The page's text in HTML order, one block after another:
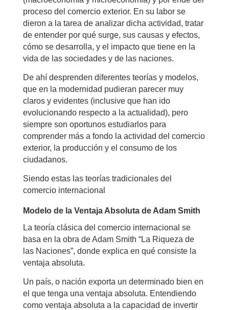
proceso del comercio exterior. En su labor se
dieron a la tarea de analizar dicha actividad, tratar
de entender por qué surge, sus causas y efectos,
cómo se desarrolla, y el impacto que tiene en la
vida de las sociedades y de las naciones.
De ahí desprenden diferentes teorías y modelos,
que en la modernidad pudieran parecer muy
claros y evidentes (inclusive que han ido
evolucionando respecto a la actualidad), pero
siempre son oportunos estudiarlos para
comprender más a fondo la actividad del comercio
exterior, la producción y el consumo de los
ciudadanos.
Siendo estas las teorías tradicionales del
comercio internacional
Modelo de la Ventaja Absoluta de Adam Smith
La teoría clásica del comercio internacional se
basa en la obra de Adam Smith “La Riqueza de
las Naciones”, donde explica en qué consiste la
ventaja absoluta.
Un país, o nación exporta un determinado bien en
el que tenga una ventaja absoluta. Entendiendo
como ventaja absoluta a la capacidad de invertir